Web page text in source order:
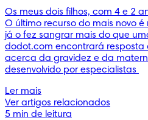
Os meus dois filhos, com 4 e 2
O último recurso do mais novo
já o fez sangrar mais do que
dodot.com encontrará resposta
acerca da gravidez e da
desenvolvido por especialistas
Ler mais
Ver artigos relacionados
5 min de leitura